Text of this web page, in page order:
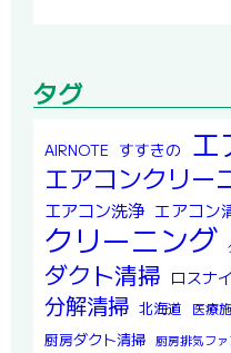
タグ
AIRNOTE すすきの エ
エアコンクリー
エアコン洗浄 エアコン
クリーニング
ダクト清掃 ロスナイ
分解清掃 北海道 医療
厨房ダクト清掃 厨房排気ファ